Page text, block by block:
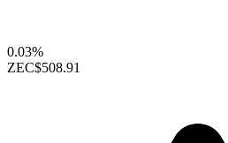
0.03%
ZEC$508.91